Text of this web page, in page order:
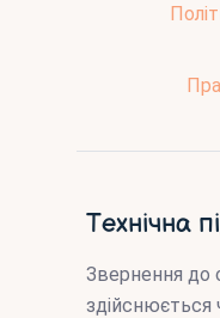
Технічна
Звернення до
здійснюється